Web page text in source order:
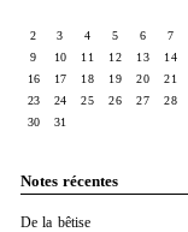
2
3 4 5 6 7
9
10 11 12 13 14
16
17 18 19 20 21
23
24 25 26 27 28
30
31
Notes récentes
De la bêtise